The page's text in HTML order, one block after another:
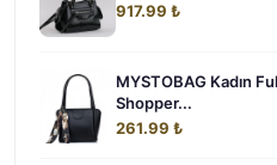
917.99 ₺
MYSTOBAG Kadın
Shopper...
261.99 ₺